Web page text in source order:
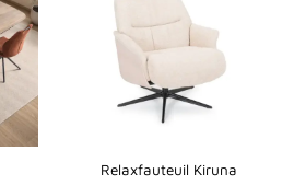
Relaxfauteuil Kiruna